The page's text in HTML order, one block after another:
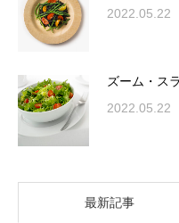
2022.05.22
ズーム・ス
2022.05.22
最新記事